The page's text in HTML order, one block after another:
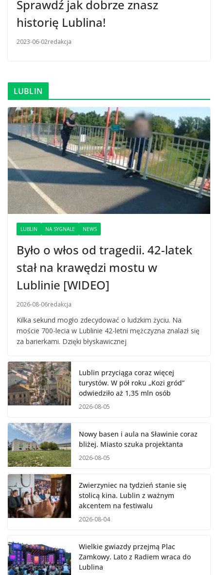
Sprawdź jak dobrze znasz
historię Lublina!
2023-06-02redakcja
LUBLIN
LUBLIN NA SYGNALE NEWS
Było o włos od tragedii. 42-latek
stał na krawędzi mostu w
Lublinie [WIDEO]
2026-08-06redakcja
Kilka sekund mogło zdecydować o ludzkim życiu. Na
moście 700-lecia w Lublinie 42-letni mężczyzna znalazł się
za barierkami. Dzięki błyskawicznej
Lublin przyciąga coraz więcej
turystów. W pół roku „Kozi gród”
odwiedziło aż 1,35 mln osób
2026-08-05
Nowy basen i aula na Sławinie coraz
bliżej. Miasto szuka projektanta
2026-08-05
Zwierzyniec na tydzień stanie się
stolicą kina. Lublin z ważnym
akcentem na festiwalu
2026-08-04
Wielkie gwiazdy przejmą Plac
Zamkowy. Lato z Radiem wraca do
Lublina